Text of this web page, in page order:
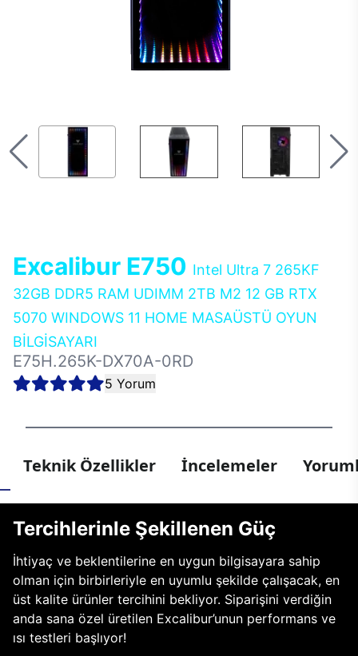
Excalibur E750 Intel Ultra 7 265KF
32GB DDR5 RAM UDIMM 2TB M2 12 GB RTX
5070 WINDOWS 11 HOME MASAÜSTÜ OYUN
BİLGİSAYARI
E75H.265K-DX70A-0RD
5 Yorum
Teknik Özellikler İncelemeler
Tercihlerinle Şekillenen Güç
İhtiyaç ve beklentilerine en uygun bilgisayara sahip
olman için birbirleriyle en uyumlu şekilde çalışacak, en
üst kalite ürünler tercihini bekliyor. Siparişini verdiğin
anda sana özel üretilen Excalibur’unun performans ve
ısı testleri başlıyor!